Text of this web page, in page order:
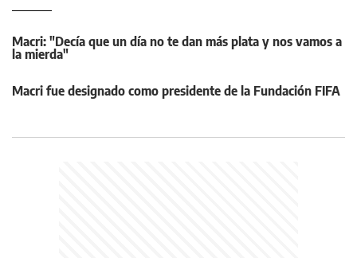
Macri: "Decía que un día no te dan más plata y nos vamos a
la mierda"
Macri fue designado como presidente de la Fundación FIFA